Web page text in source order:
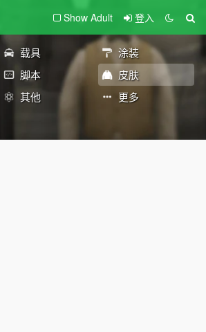
Show Adult 登入
载具
涂装
脚本
皮肤
其他 更多